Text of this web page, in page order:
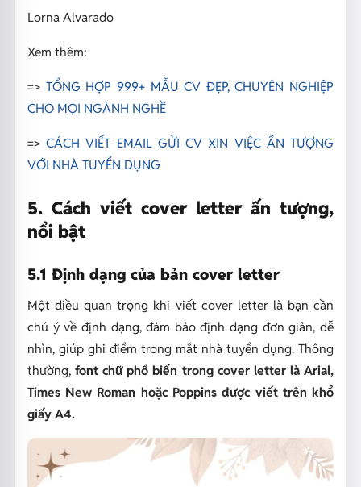
Lorna Alvarado
Xem thêm:
=> TỔNG HỢP 999+ MẪU CV ĐẸP, CHUYÊN NGHIỆP
CHO MỌI NGÀNH NGHỀ
=>CÁCH VIẾT EMAIL GỬI CV XIN VIỆC ẤN TƯỢNG
VỚI NHÀ TUYỂN DỤNG
5. Cách viết cover letter ấn tượng,
nổi bật
5.1 Định dạng của bản cover letter
Một điều quan trọng khi viết cover letter là bạn cần
chú ý về định dạng, đảm bảo định dạng đơn giản, dễ
nhìn, giúp ghi điểm trong mắt nhà tuyển dụng. Thông
thường,font chữ phổ biến trong cover letter là Arial,
Times New Roman hoặc Poppins được viết trên khổ
giấy A4.